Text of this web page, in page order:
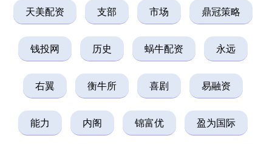
天美配资 支部 市场 鼎冠策略
钱投网 历史 蜗牛配资 永远
右翼 衡牛所 喜剧 易融资
能力 内阁 锦富优 盈为国际